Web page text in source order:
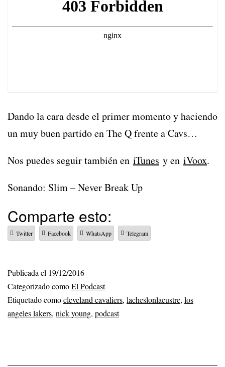
Dando la cara desde el primer momento y haciendo
un muy buen partido en The Q frente a Cavs…
Nos puedes seguir también en iTunes y en iVoox.
Sonando: Slim – Never Break Up
Comparte esto:
Twitter Facebook WhatsApp Telegram
Publicada el 19/12/2016
Categorizado comoEl Podcast
Etiquetado comocleveland cavaliers, lacheslonlacustre, los
angeles lakers, nick young, podcast